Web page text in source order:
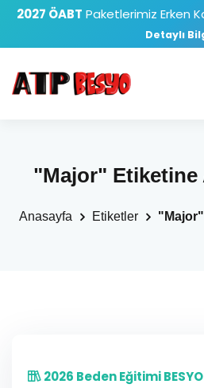
2027 ÖABT Paketlerimiz Erken
Detaylı
"Major" Etiketine
Anasayfa Etiketler
2026 Beden Eğitimi